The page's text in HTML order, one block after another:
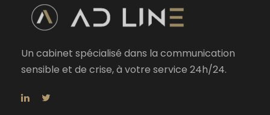
Un cabinet spécialisé dans la communication
sensible et de crise, à votre service 24h/24.